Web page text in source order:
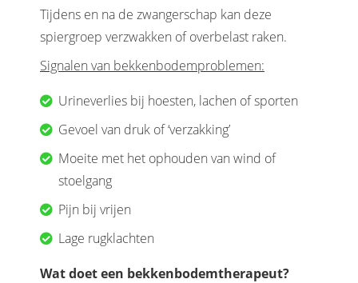
Tijdens en na de zwangerschap kan deze
spiergroep verzwakken of overbelast raken.
Signalen van bekkenbodemproblemen:
Urineverlies bij hoesten, lachen of sporten
Gevoel van druk of ‘verzakking’
Moeite met het ophouden van wind of
stoelgang
Pijn bij vrijen
Lage rugklachten
Wat doet een bekkenbodemtherapeut?